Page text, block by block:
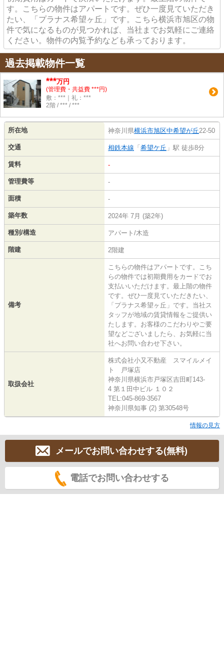
す。こちらの物件はアパートです。ぜひ一度見ていただき
たい、「プラナス希望ヶ丘」です。こちら横浜市旭区の物
件で気になるものが見つかれば、当社までお気軽にご連絡
ください。物件の内覧予約なども承っております。
過去掲載物件一覧
***万円
(管理費・共益費 ***円)
敷：***｜礼：***
2階 / *** / ***
所在地 神奈川県横浜市旭区中希望が丘22-50
交通 相鉄本線 「 希望ケ丘 」駅 徒歩8分
賃料 -
管理費等 -
面積 -
築年数 2024年 7月 (築2年)
種別/構造 アパート/木造
階建 2階建
備考
こちらの物件はアパートです。こち
らの物件では初期費用をカードでお
支払いいただけます。最上階の物件
です。ぜひ一度見ていただきたい、
「プラナス希望ヶ丘」です。当社ス
タッフが地域の賃貸情報をご提供い
たします。お客様のこだわりやご要
望などございましたら、お気軽に当
社へお問い合わせ下さい。
取扱会社
株式会社小又不動産 スマイルメイ
ト 戸塚店
神奈川県横浜市戸塚区吉田町143-
4 第１田中ビル １０２
TEL:045-869-3567
神奈川県知事 (2) 第30548号
情報の見方
メールでお問い合わせする(無料)
電話でお問い合わせする